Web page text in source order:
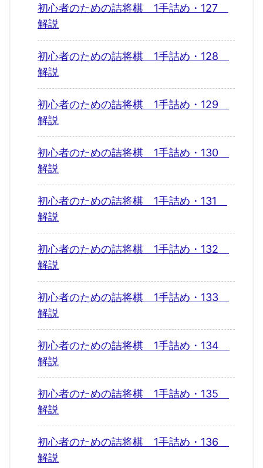
初心者のための詰将棋 1手詰め・127
解説
初心者のための詰将棋 1手詰め・128
解説
初心者のための詰将棋 1手詰め・129
解説
初心者のための詰将棋 1手詰め・130
解説
初心者のための詰将棋 1手詰め・131
解説
初心者のための詰将棋 1手詰め・132
解説
初心者のための詰将棋 1手詰め・133
解説
初心者のための詰将棋 1手詰め・134
解説
初心者のための詰将棋 1手詰め・135
解説
初心者のための詰将棋 1手詰め・136
解説